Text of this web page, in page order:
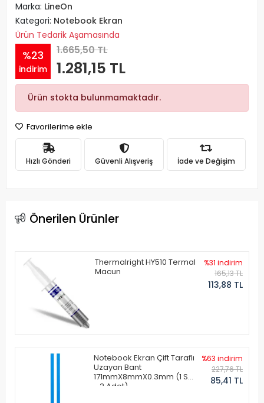
Marka: LineOn
Kategori: Notebook Ekran
Ürün Tedarik Aşamasında
%23
indirim
1.665,50 TL
1.281,15 TL
Ürün stokta bulunmamaktadır.
Favorilerime ekle
Hızlı Gönderi Güvenli Alışveriş İade ve Değişim
Önerilen Ürünler
Thermalright HY510 Termal
Macun
%31 indirim
165,13 TL
113,88 TL
Notebook Ekran Çift Taraflı
Uzayan Bant
171mmX8mmX0.3mm (1 Set
- 2 Adet)
%63 indirim
227,76 TL
85,41 TL